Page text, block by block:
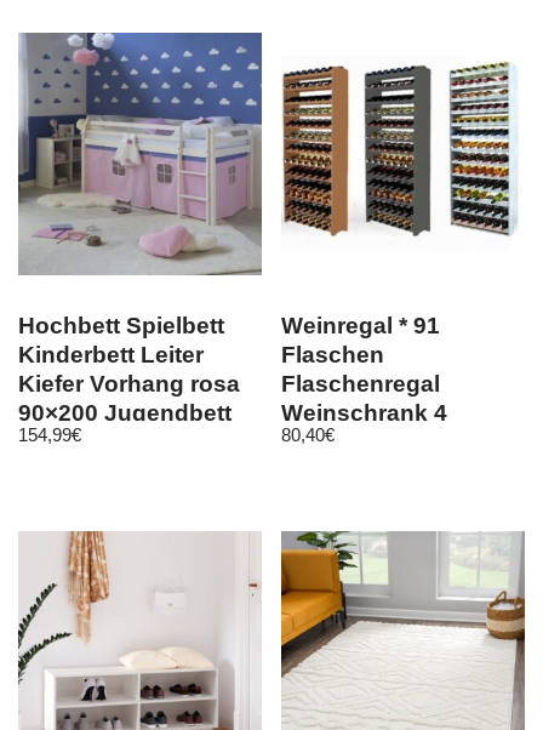
Hochbett Spielbett
Kinderbett Leiter
Kiefer Vorhang rosa
90×200 Jugendbett
1535
154,99€
Weinregal * 91
Flaschen
Flaschenregal
Weinschrank 4
FarbVarianten RW-16-
80,40€